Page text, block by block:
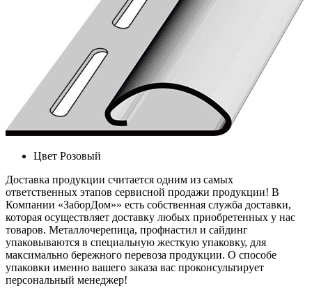
Цвет Розовый
Доставка продукции считается одним из самых
ответственных этапов сервисной продажи продукции! В
Компании «ЗаборДом»» есть собственная служба доставки,
которая осуществляет доставку любых приобретенных у нас
товаров. Металлочерепица, профнастил и сайдинг
упаковываются в специальную жесткую упаковку, для
максимально бережного перевоза продукции. О способе
упаковки именно вашего заказа вас проконсультирует
персональный менеджер!